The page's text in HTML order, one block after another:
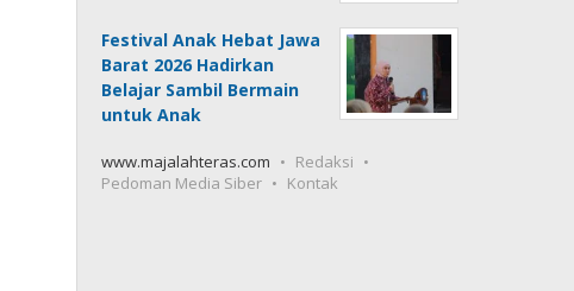
Festival Anak Hebat Jawa
Barat 2026 Hadirkan
Belajar Sambil Bermain
untuk Anak
www.majalahteras.com
Redaksi
Pedoman Media Siber
Kontak